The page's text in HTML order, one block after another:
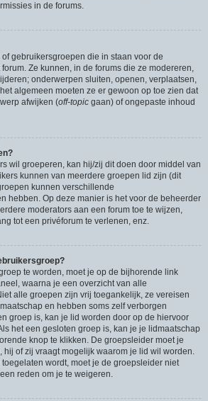
in de forums.
gebruikersgroepen die in staan voor de
Ze kunnen, in de forums die ze modereren,
onderwerpen sluiten, openen, verplaatsen,
algemeen moeten ze er gewoon op toe zien dat
afwijken (off-topic gaan) of ongepaste inhoud
wil groeperen, kan hij/zij dit doen door middel van
kunnen van meerdere groepen lid zijn (dit
kunnen verschillende
hebben. Op deze manier is het voor de beheerder
moderators aan een forum toe te wijzen,
tot een privéforum te verlenen, enz.
te worden, moet je op de bijhorende link
waarna je een overzicht van alle
alle groepen zijn vrij toegankelijk, ze vereisen
en hebben soms zelf verborgen
groep is, kan je lid worden door op de hiervoor
het een gesloten groep is, kan je je lidmaatschap
knop te klikken. De groepsleider moet je
hij of zij vraagt mogelijk waarom je lid wil worden.
wordt, moet je de groepsleider niet
reden om je te weigeren.